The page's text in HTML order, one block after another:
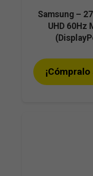
Samsung –
UHD 60Hz